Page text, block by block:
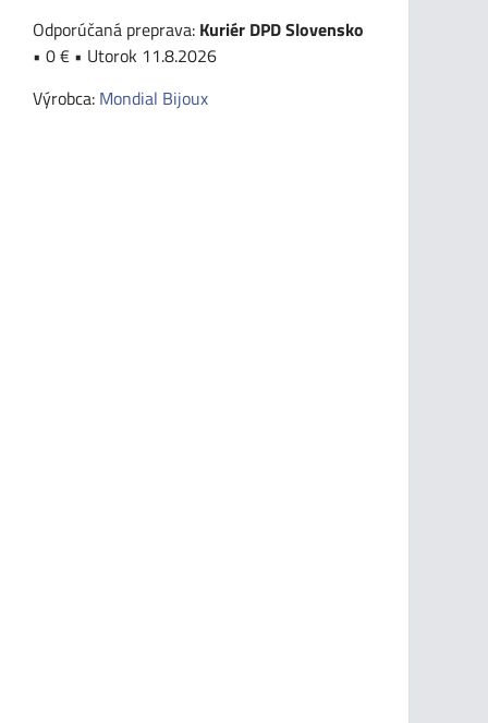
Kuriér DPD Slovensko
• 0 € • Utorok 11.8.2026
Výrobca: Mondial Bijoux